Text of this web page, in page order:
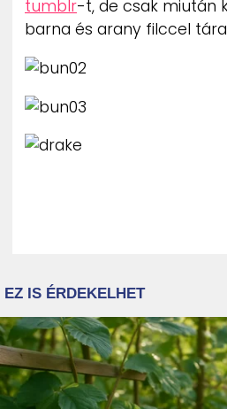
tumblr-t, de csak miután
barna és arany filccel